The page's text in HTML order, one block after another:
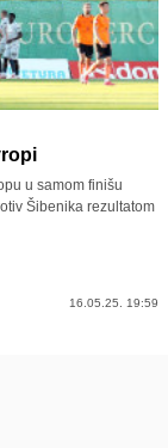
u samom finišu
Šibenika rezultatom
16.05.25. 19:59